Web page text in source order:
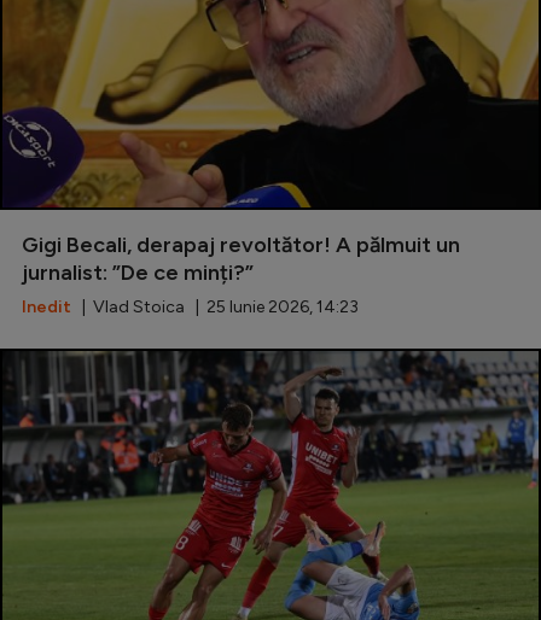
Stranieri
Clasamente
Tenis
Handbal
Natație
Formula 1
Gimnastică
Auto
Rugby
Ciclism
Alte sporturi
JO 2024
Gigi Becali, derapaj revoltător! A pălmuit un
jurnalist: ”De ce minți?”
Inedit | Vlad Stoica | 25 Iunie 2026, 14:23